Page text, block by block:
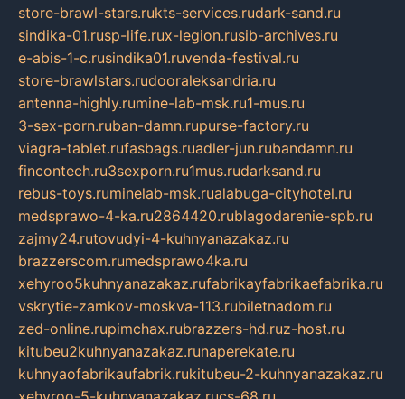
store-brawl-stars.rukts-services.rudark-sand.ru
sindika-01.rusp-life.rux-legion.rusib-archives.ru
e-abis-1-c.rusindika01.ruvenda-festival.ru
store-brawlstars.rudooraleksandria.ru
antenna-highly.rumine-lab-msk.ru1-mus.ru
3-sex-porn.ruban-damn.rupurse-factory.ru
viagra-tablet.rufasbags.ruadler-jun.rubandamn.ru
fincontech.ru3sexporn.ru1mus.rudarksand.ru
rebus-toys.ruminelab-msk.rualabuga-cityhotel.ru
medsprawo-4-ka.ru2864420.rublagodarenie-spb.ru
zajmy24.rutovudyi-4-kuhnyanazakaz.ru
brazzerscom.rumedsprawo4ka.ru
xehyroo5kuhnyanazakaz.rufabrikayfabrikaefabrika.ru
vskrytie-zamkov-moskva-113.rubiletnadom.ru
zed-online.rupimchax.rubrazzers-hd.ruz-host.ru
kitubeu2kuhnyanazakaz.runaperekate.ru
kuhnyaofabrikaufabrik.rukitubeu-2-kuhnyanazakaz.ru